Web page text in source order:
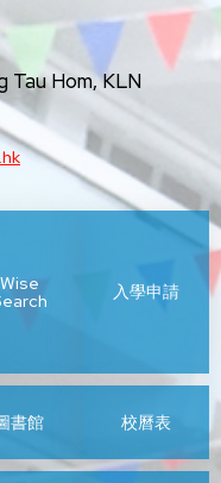
Tau Hom, KLN
Wise
入學申請
書館 校曆表